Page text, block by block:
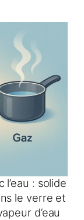
: solide
le verre et
d’eau